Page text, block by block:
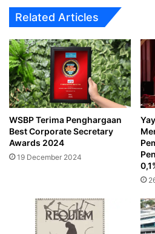
Beroperasi
Related Articles
WSBP Terima Penghargaan
Best Corporate Secretary
Awards 2024
19 December 2024